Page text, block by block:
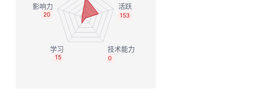
153
0
15
20